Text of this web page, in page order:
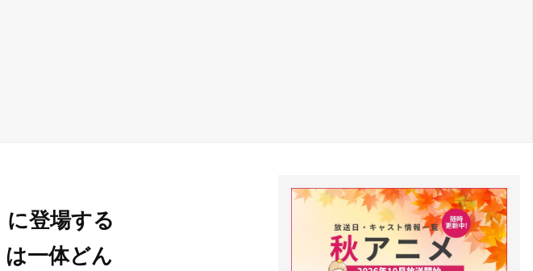
登場する
一体どん